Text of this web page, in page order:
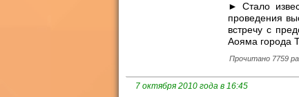
► Стало
проведения
встречу с
Аояма города
Прочитано 7759
7 октября 2010 года в 16:45